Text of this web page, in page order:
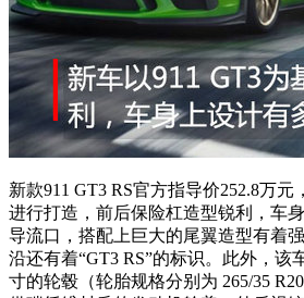
新款911 GT3 RS官方指导价252.8万元
进行打造，前后保险杠造型锐利，车
导流口，搭配上巨大的尾翼造型有着
沿还有着“GT3 RS”的标识。此外，该
寸的轮毂（轮胎规格分别为 265/35